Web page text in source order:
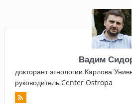
Вадим
докторант этнологии Карлова
руководитель Center Ostropa